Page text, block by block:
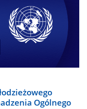
Ogólnego